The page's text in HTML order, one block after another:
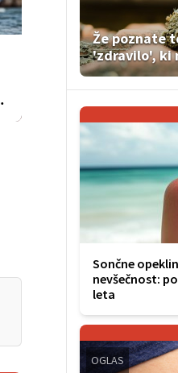
Že poznate
'zdravilo', ki
Sončne
nevšečnost:
leta
OGLAS